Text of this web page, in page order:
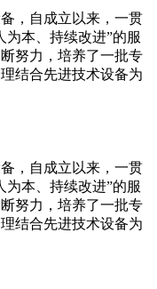
，自成立以来，一贯
为本、持续改进”的服
努力，培养了一批专
结合先进技术设备为
，自成立以来，一贯
为本、持续改进”的服
努力，培养了一批专
结合先进技术设备为